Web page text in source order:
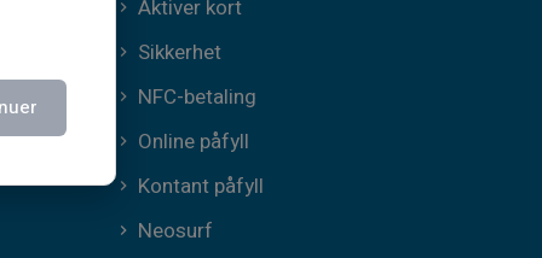
Aktiver kort
Sikkerhet
NFC-betaling
Online påfyll
Kontant påfyll
Neosurf